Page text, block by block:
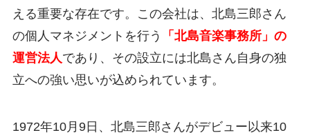
える重要な存在です。この会社は、北島三郎さん
の個人マネジメントを行う
「北島音楽事務所」の
運営法人であり、その設立には北島さん自身の独
立への強い思いが込められています。
1972年10月9日、北島三郎さんがデビュー以来10